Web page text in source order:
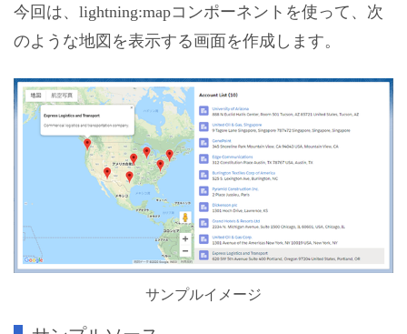
今回は、lightning:mapコンポーネントを使って、次
のような地図を表示する画面を作成します。
サンプルイメージ